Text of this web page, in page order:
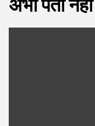
अभी पता